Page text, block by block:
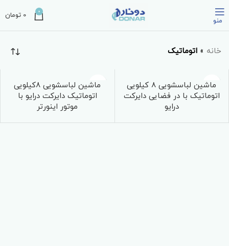
منو
0
0 تومان
خانه » اتوماتیک
ماشین لباسشویی ۸ کیلویی
اتوماتیک با در فضایی دایرکت
درایو
ماشین لباسشویی ۸کیلویی
اتوماتیک دایرکت درایو با
موتور اینورتر